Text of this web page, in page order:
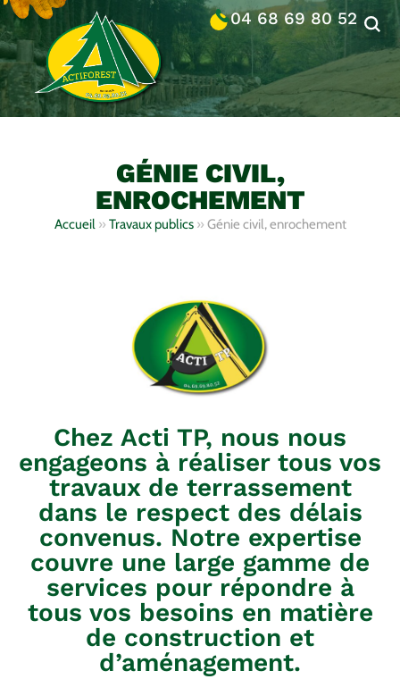
04 68 69 80 52
GÉNIE CIVIL,
ENROCHEMENT
Accueil» Travaux publics» Génie civil, enrochement
Chez Acti TP, nous nous
engageons à réaliser tous vos
travaux de terrassement
dans le respect des délais
convenus. Notre expertise
couvre une large gamme de
services pour répondre à
tous vos besoins en matière
de construction et
d’aménagement.